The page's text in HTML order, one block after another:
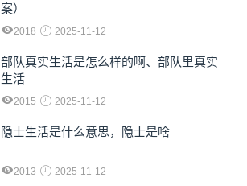
案）
2018 2025-11-12
部队真实生活是怎么样的啊、部队里真实
生活
2015 2025-11-12
隐士生活是什么意思，隐士是啥
2013 2025-11-12